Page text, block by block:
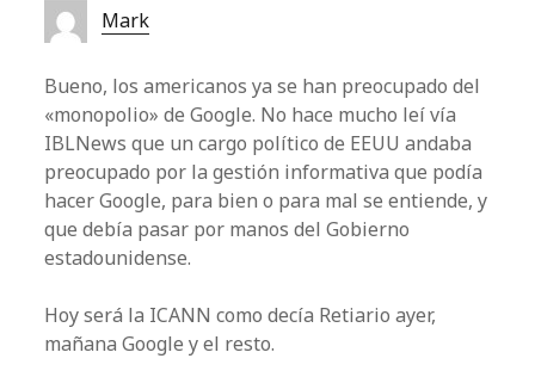
Mark
Bueno, los americanos ya se han preocupado del
«monopolio» de Google. No hace mucho leí vía
IBLNews que un cargo político de EEUU andaba
preocupado por la gestión informativa que podía
hacer Google, para bien o para mal se entiende, y
que debía pasar por manos del Gobierno
estadounidense.
Hoy será la ICANN como decía Retiario ayer,
mañana Google y el resto.